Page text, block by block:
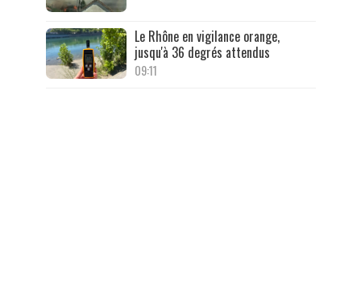
Le Rhône en vigilance orange,
jusqu'à 36 degrés attendus
09:11